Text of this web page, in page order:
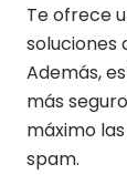
Te ofrece
soluciones
Además,
más
máximo
spam.